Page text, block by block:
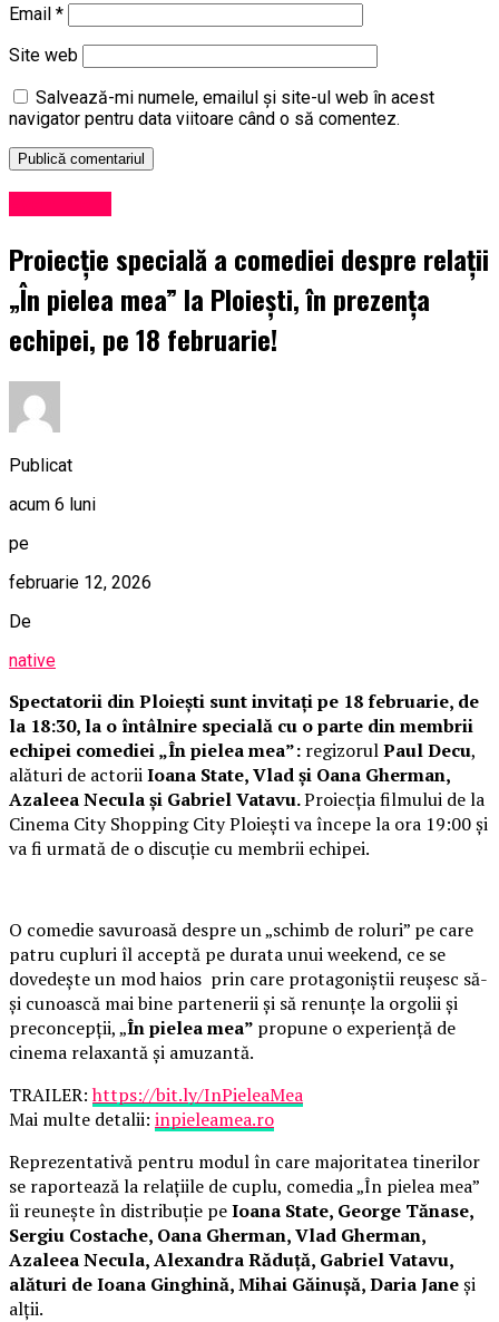
Email *
Site web
Salvează-mi numele, emailul și site-ul web în acest
navigator pentru data viitoare când o să comentez.
Proiecție specială a comediei despre relații
„În pielea mea” la Ploiești, în prezența
echipei, pe 18 februarie!
Publicat
acum 6 luni
pe
februarie 12, 2026
De
native
Spectatorii din Ploiești sunt invitați pe 18 februarie, de
la 18:30, la o întâlnire specială cu o parte din membrii
echipei comediei „În pielea mea”: regizorulPaul Decu,
alături de actoriiIoana State, Vlad și Oana Gherman,
Azaleea Necula și Gabriel Vatavu.Proiecția filmului de la
Cinema City Shopping City Ploiești va începe la ora 19:00 și
va fi urmată de o discuție cu membrii echipei.
O comedie savuroasă despre un „schimb de roluri” pe care
patru cupluri îl acceptă pe durata unui weekend, ce se
dovedește un mod haios prin care protagoniștii reușesc să-
și cunoască mai bine partenerii și să renunțe la orgolii și
preconcepții, „În pielea mea” propune o experiență de
cinema relaxantă și amuzantă.
TRAILER:https://bit.ly/InPieleaMea
Mai multe detalii: inpieleamea.ro
Reprezentativă pentru modul în care majoritatea tinerilor
se raportează la relațiile de cuplu, comedia „În pielea mea”
îi reunește în distribuție peIoana State, George Tănase,
Sergiu Costache, Oana Gherman, Vlad Gherman,
Azaleea Necula, Alexandra Răduță, Gabriel Vatavu,
alături de Ioana Ginghină, Mihai Găinușă, Daria Janeși
alții.